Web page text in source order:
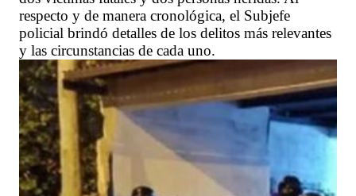
respecto y de manera cronológica, el Subjefe
policial brindó detalles de los delitos más relevantes
y las circunstancias de cada uno.